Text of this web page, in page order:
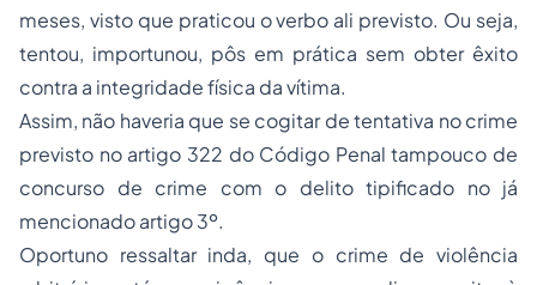
meses, visto que praticou o verbo ali previsto. Ou seja,
tentou, importunou, pôs em prática sem obter êxito
contra a integridade física da vítima.
Assim, não haveria que se cogitar de tentativa no crime
previsto no artigo 322 do Código Penal tampouco de
concurso de crime com o delito tipificado no já
mencionado artigo 3º.
Oportuno ressaltar inda, que o crime de violência